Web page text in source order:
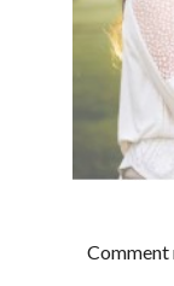
Comment